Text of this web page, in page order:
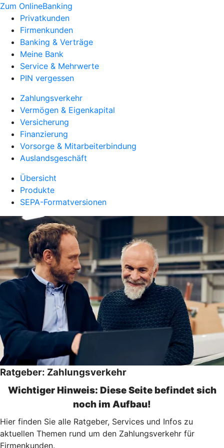
Zum OnlineBanking
Privatkunden
Firmenkunden
Banking & Verträge
Meine Bank
Service & Mehrwerte
PIN vergessen
Zahlungsverkehr
Vermögen & Eigenkapital
Versicherung
Finanzierung
Vorsorge & Mitarbeiterbindung
Auslandsgeschäft
Übersicht
Produkte
SEPA-Formatversionen
Ratgeber: Zahlungsverkehr
Wichtiger Hinweis: Diese Seite befindet sich
noch im Aufbau!
Hier finden Sie alle Ratgeber, Services und Infos zu
aktuellen Themen rund um den Zahlungsverkehr für
Firmenkunden.